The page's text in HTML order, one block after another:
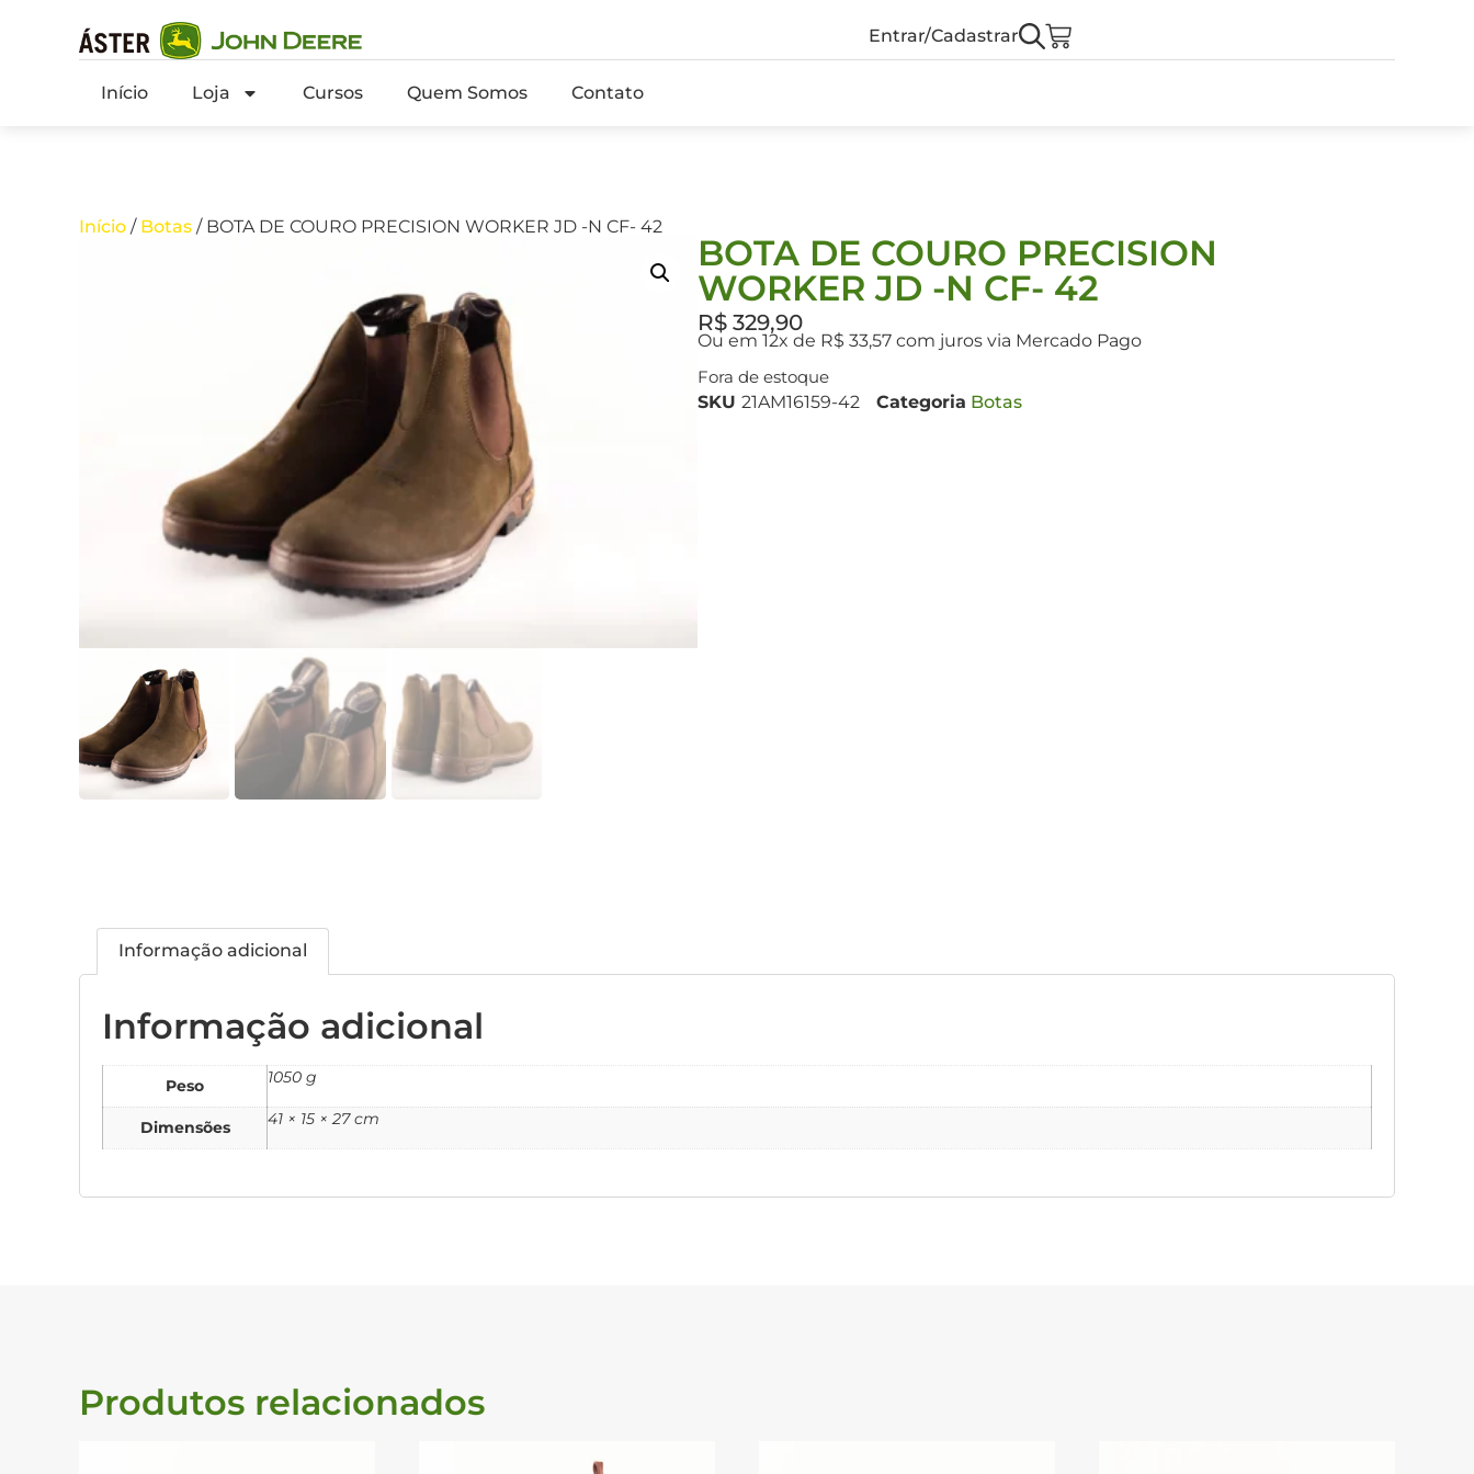
Entrar/Cadastrar
Início Loja Cursos Quem Somos Contato
Início / Botas / BOTA DE COURO PRECISION WORKER JD -N CF- 42
BOTA DE COURO PRECISION
WORKER JD -N CF- 42
R$ 329,90
Ou em 12x de R$ 33,57 com juros via Mercado Pago
Fora de estoque
SKU 21AM16159-42 Categoria Botas
Informação adicional
Informação adicional
Peso 1050 g
Dimensões 41 × 15 × 27 cm
Produtos relacionados